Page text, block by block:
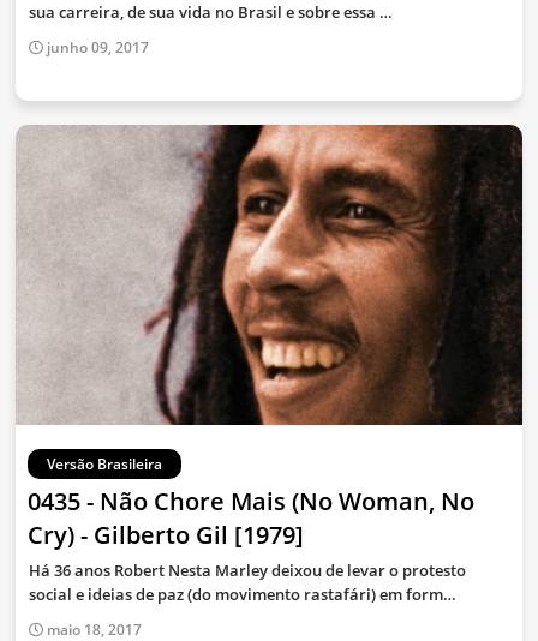
sua carreira, de sua vida no Brasil e sobre essa …
junho 09, 2017
Versão Brasileira
0435 - Não Chore Mais (No Woman, No
Cry) - Gilberto Gil [1979]
Há 36 anos Robert Nesta Marley deixou de levar o protesto
social e ideias de paz (do movimento rastafári) em form…
maio 18, 2017